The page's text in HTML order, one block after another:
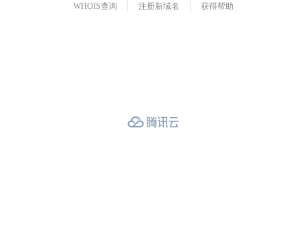
WHOIS查询 注册新域名 获得帮助